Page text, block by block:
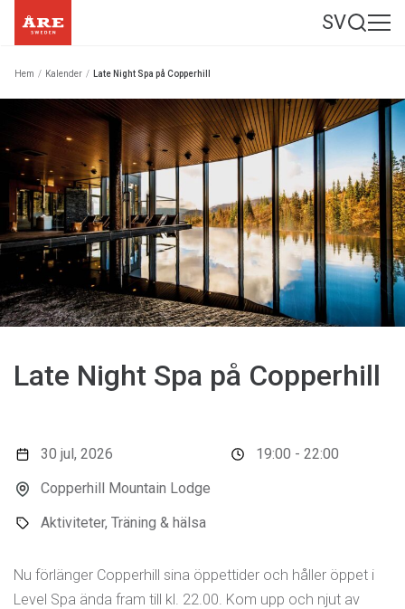
SV
Hem / Kalender / Late Night Spa på Copperhill
Late Night Spa på Copperhill
30 jul, 2026
Copperhill Mountain Lodge
Aktiviteter, Träning & hälsa
19:00 - 22:00
Nu förlänger Copperhill sina öppettider och håller öppet i
Level Spa ända fram till kl. 22.00. Kom upp och njut av